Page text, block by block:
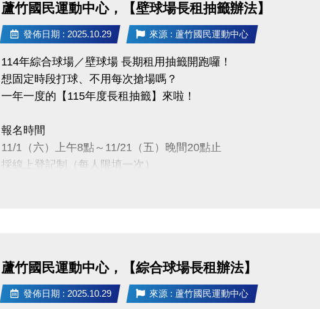
每天 08:00～21:00 至本館1樓客服組辦理現場登記
名冊公告：11/25(二)前
抽籤日期：11/27(四) 14:00
地點：蘆竹國民運動中心1樓
(將同步於中心臉書及官網公告)
中籤繳費時間
小提醒：
每人限登記一輛車，不得重複或代登記。
蘆竹國民運動中心，【壁球場長租抽籤辦法】
發佈日期 : 2025.10.29 來源 : 蘆竹國民運動中心
114年綜合球場／壁球場 長期租用抽籤開跑囉！
想固定時段打球、不用每次搶場嗎？
一年一度的【115年度長租抽籤】來啦！
報名時間
11/1（六）上午8點～11/21（五）晚間20點止
採線上登記制（每人限填一次）
抽籤結果公布
11/28（五）下午16:00
公布於：1樓球館櫃台／官網／FB粉絲專頁
蘆竹國民運動中心，【綜合球場長租辦法】
發佈日期 : 2025.10.29 來源 : 蘆竹國民運動中心